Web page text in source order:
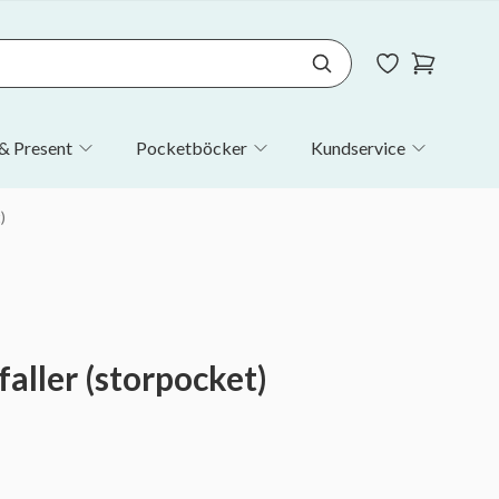
Present Pocketböcker Kundservice
(storpocket)